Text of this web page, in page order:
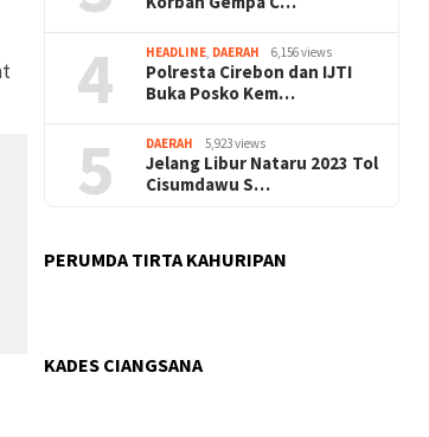
4 HEADLINE, DAERAH 6,156 views
Polresta Cirebon dan IJTI
Buka Posko Kem…
5 DAERAH 5,923 views
Jelang Libur Nataru 2023 Tol
Cisumdawu S…
PERUMDA TIRTA KAHURIPAN
KADES CIANGSANA